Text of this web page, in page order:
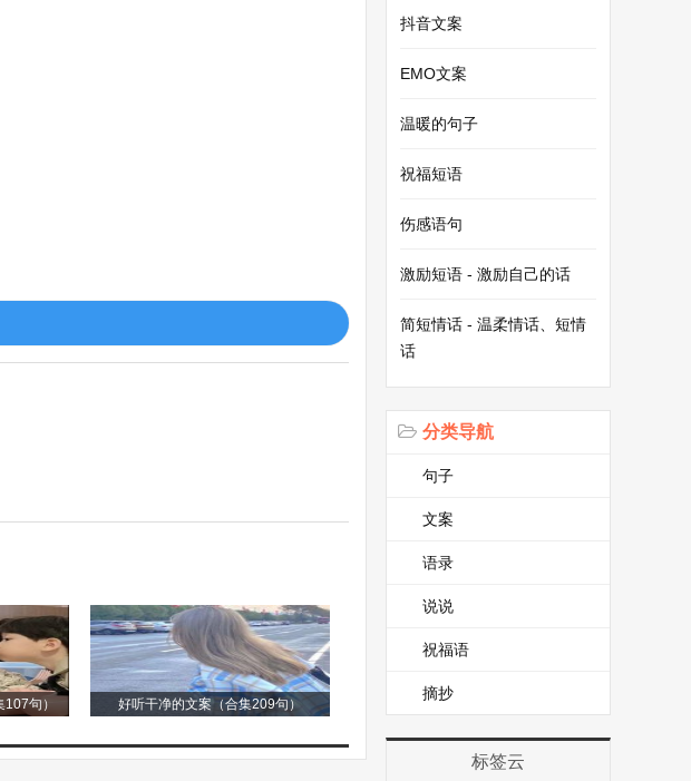
孙用杨姓。
句） 好听干净的文案（合集209句）
抖音文案
EMO文案
温暖的句子
祝福短语
伤感语句
激励短语 - 激励自己的话
简短情话 - 温柔情话、短情
话
分类导航
句子
文案
语录
说说
祝福语
摘抄
标签云